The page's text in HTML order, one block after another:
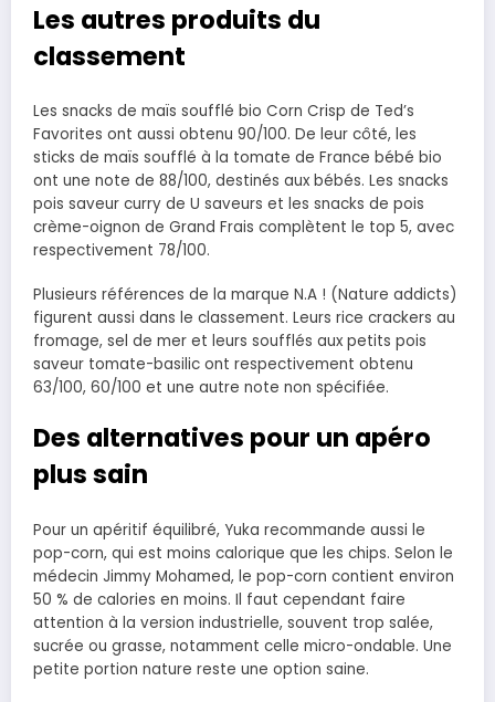
Les autres produits du
classement
Les snacks de maïs soufflé bio Corn Crisp de Ted’s
Favorites ont aussi obtenu 90/100. De leur côté, les
sticks de maïs soufflé à la tomate de France bébé bio
ont une note de 88/100, destinés aux bébés. Les snacks
pois saveur curry de U saveurs et les snacks de pois
crème-oignon de Grand Frais complètent le top 5, avec
respectivement 78/100.
Plusieurs références de la marque N.A ! (Nature addicts)
figurent aussi dans le classement. Leurs rice crackers au
fromage, sel de mer et leurs soufflés aux petits pois
saveur tomate-basilic ont respectivement obtenu
63/100, 60/100 et une autre note non spécifiée.
Des alternatives pour un apéro
plus sain
Pour un apéritif équilibré, Yuka recommande aussi le
pop-corn, qui est moins calorique que les chips. Selon le
médecin Jimmy Mohamed, le pop-corn contient environ
50 % de calories en moins. Il faut cependant faire
attention à la version industrielle, souvent trop salée,
sucrée ou grasse, notamment celle micro-ondable. Une
petite portion nature reste une option saine.